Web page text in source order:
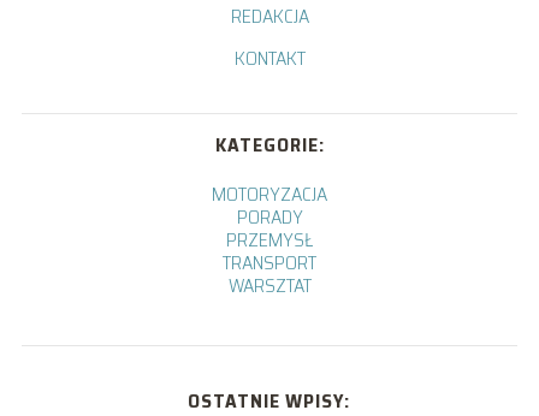
REDAKCJA
KONTAKT
KATEGORIE:
MOTORYZACJA
PORADY
PRZEMYSŁ
TRANSPORT
WARSZTAT
OSTATNIE WPISY: